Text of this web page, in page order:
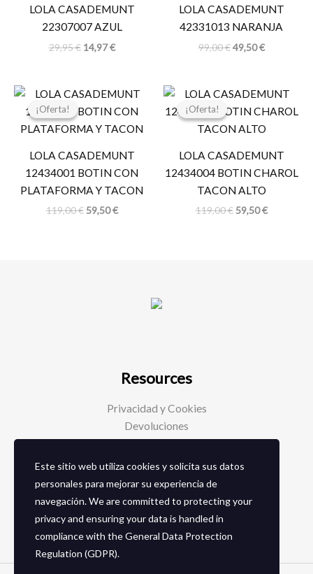
LOLA CASADEMUNT
22307007 AZUL
29,95€
29,95 €.
14,97€
14,97 €.
LOLA CASADEMUNT
42331013 NARANJA
99,00€
99,00 €.
49,50€
49,50 €.
¡Oferta!
¡Oferta!
LOLA CASADEMUNT
12434001 BOTIN CON
PLATAFORMA Y TACON
119,00€
El
original
era:
59,50€
El
actual
es:
¡Oferta!
¡Oferta!
LOLA CASADEMUNT
12434004 BOTIN CHAROL
TACON ALTO
119,00€
El
original
era:
59,50€
El
actual
Resources
Privacidad y Cookies
Devoluciones
Social Media
Facebook
Instagram
Este sitio web utiliza cookies y solicita sus datos
personales para mejorar su experiencia de
navegación. We are committed to protecting your
privacy and ensuring your data is handled in
compliance with theGeneral Data Protection
Regulation (GDPR).